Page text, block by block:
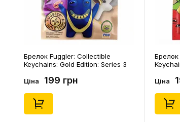
Брелок Fuggler: Collectible
Keychains: Gold Edition: Series 3
Ціна 199 грн
Брелок
Ціна